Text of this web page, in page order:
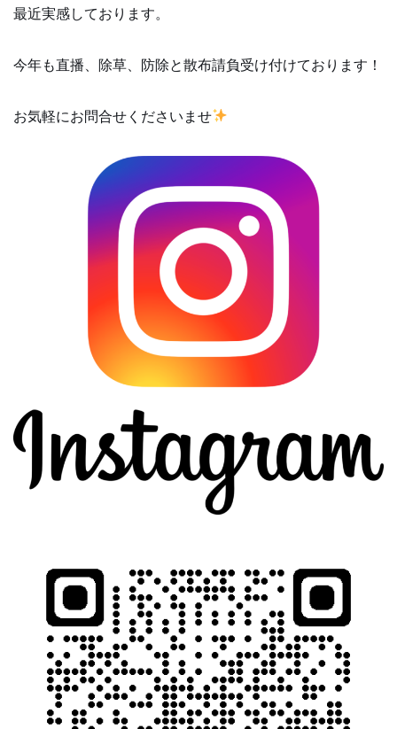
最近実感しております。
今年も直播、除草、防除と散布請負受け付けております！
お気軽にお問合せくださいませ